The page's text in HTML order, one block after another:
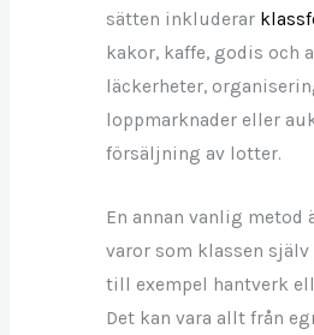
sätten inkluderar
kakor, kaffe, godis och
läckerheter,
loppmarknader eller
försäljning av lotter.
En annan vanlig metod
varor som klassen
till exempel hantverk
Det kan vara allt från